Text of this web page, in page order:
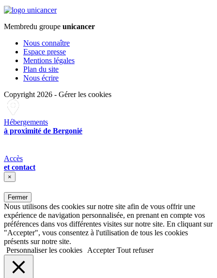
Membredu groupe unicancer
Nous connaître
Espace presse
Mentions légales
Plan du site
Nous écrire
Copyright 2026 - Gérer les cookies
Hébergements
à proximité de Bergonié
Accès
et contact
×
Fermer
Nous utilisons des cookies sur notre site afin de vous offrir une
expérience de navigation personnalisée, en prenant en compte vos
préférences dans vos différentes visites sur notre site. En cliquant sur
"Accepter", vous consentez à l'utilisation de tous les cookies
présents sur notre site.
Personnaliser les cookies
Accepter Tout refuser